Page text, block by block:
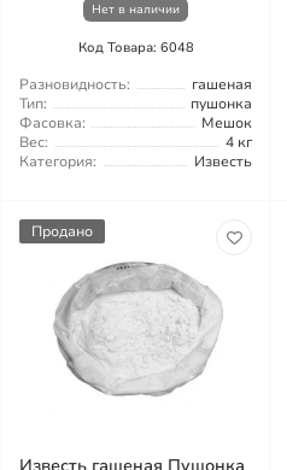
Нет в наличии
Код Товара: 6048
Разновидность:
гашеная
Тип:
пушонка
Фасовка:
Мешок
Вес:
4 кг
Категория:
Известь
Продано